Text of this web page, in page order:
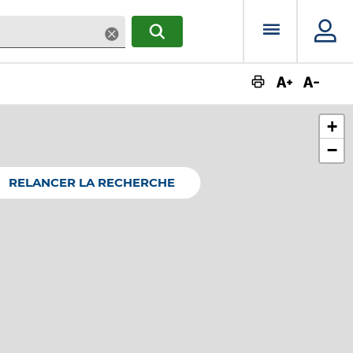
SupprimerRECHERCHERMenu
+
−
RELANCER LA RECHERCHE